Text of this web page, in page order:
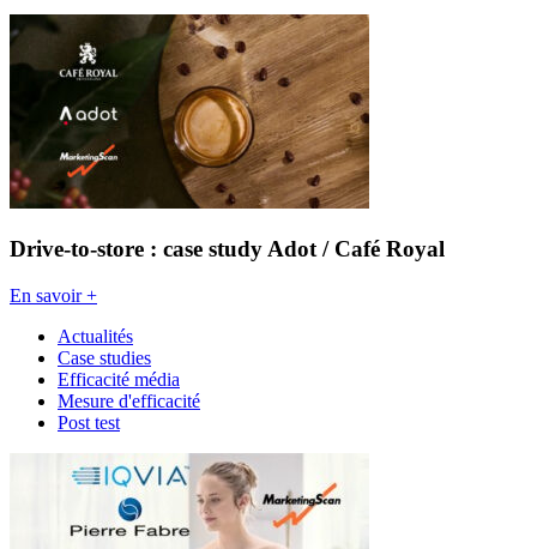
Drive-to-store : case study Adot / Café Royal
En savoir +
Actualités
Case studies
Efficacité média
Mesure d'efficacité
Post test